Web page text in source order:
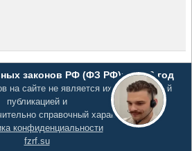
законов РФ (ФЗ РФ)», 2026 год
на сайте не является их официальной
публикацией и
справочный характер
конфиденциальности
fzrf.su